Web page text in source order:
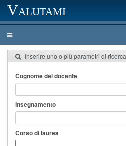
Valutami
Inserire uno o più parametri di ricerca
Cognome del docente
Insegnamento
Corso di laurea